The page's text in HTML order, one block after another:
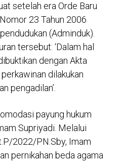
setelah era Orde Baru
23 Tahun 2006
(Adminduk).
tersebut: ‘Dalam hal
dengan Akta
dilakukan
pengadilan’.
payung hukum
Supriyadi. Melalui
2022/PN.Sby, Imam
pernikahan beda agama